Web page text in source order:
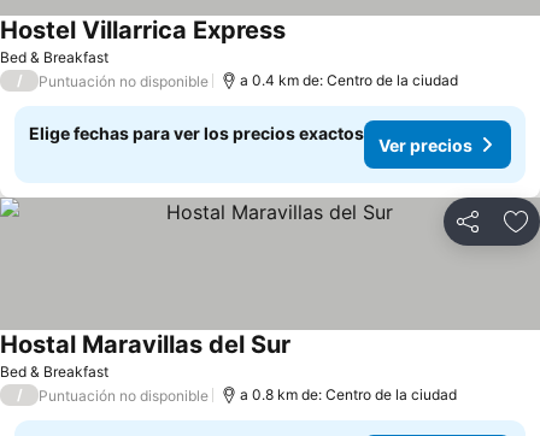
Bed & Breakfast
Hostel Villarrica ExpressVer precios
/ Puntuación no disponible a 0.4 km de: Centro de la ciudad
Elige fechas para ver los precios exactos
Ver precios
Compartir
Bed & Breakfast
Hostal Maravillas del Sur
/ Puntuación no disponible a 0.8 km de: Centro de la ciudad